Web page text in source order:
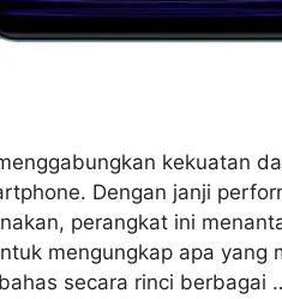
kekuatan
Dengan janji
perangkat ini
mengungkap apa yang
secara rinci berbagai